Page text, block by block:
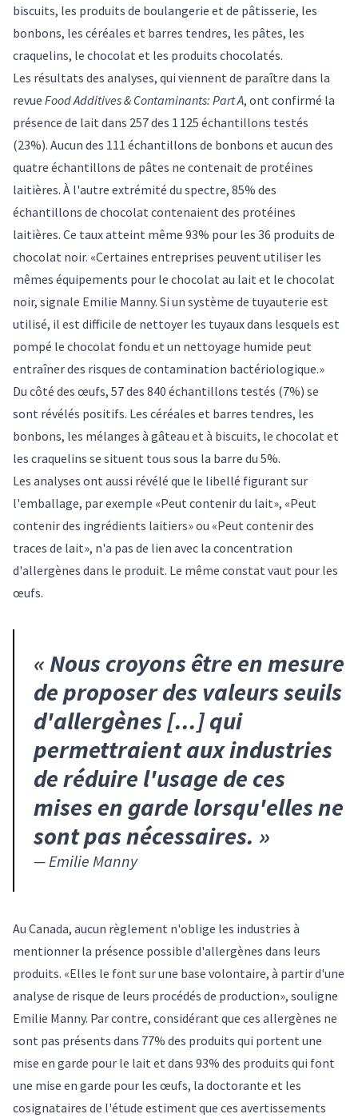
biscuits, les produits de boulangerie et de pâtisserie, les
bonbons, les céréales et barres tendres, les pâtes, les
craquelins, le chocolat et les produits chocolatés.
Les résultats des analyses, qui viennent de paraître dans la
revue Food Additives & Contaminants: Part A, ont confirmé la
présence de lait dans 257 des 1 125 échantillons testés
(23%). Aucun des 111 échantillons de bonbons et aucun des
quatre échantillons de pâtes ne contenait de protéines
laitières. À l'autre extrémité du spectre, 85% des
échantillons de chocolat contenaient des protéines
laitières. Ce taux atteint même 93% pour les 36 produits de
chocolat noir. «Certaines entreprises peuvent utiliser les
mêmes équipements pour le chocolat au lait et le chocolat
noir, signale Emilie Manny. Si un système de tuyauterie est
utilisé, il est difficile de nettoyer les tuyaux dans lesquels est
pompé le chocolat fondu et un nettoyage humide peut
entraîner des risques de contamination bactériologique.»
Du côté des œufs, 57 des 840 échantillons testés (7%) se
sont révélés positifs. Les céréales et barres tendres, les
bonbons, les mélanges à gâteau et à biscuits, le chocolat et
les craquelins se situent tous sous la barre du 5%.
Les analyses ont aussi révélé que le libellé figurant sur
l'emballage, par exemple «Peut contenir du lait», «Peut
contenir des ingrédients laitiers» ou «Peut contenir des
traces de lait», n'a pas de lien avec la concentration
d'allergènes dans le produit. Le même constat vaut pour les
œufs.
« Nous croyons être en mesure
de proposer des valeurs seuils
d'allergènes [...] qui
permettraient aux industries
de réduire l'usage de ces
mises en garde lorsqu'elles ne
sont pas nécessaires. »
— Emilie Manny
Au Canada, aucun règlement n'oblige les industries à
mentionner la présence possible d'allergènes dans leurs
produits. «Elles le font sur une base volontaire, à partir d'une
analyse de risque de leurs procédés de production», souligne
Emilie Manny. Par contre, considérant que ces allergènes ne
sont pas présents dans 77% des produits qui portent une
mise en garde pour le lait et dans 93% des produits qui font
une mise en garde pour les œufs, la doctorante et les
cosignataires de l'étude estiment que ces avertissements